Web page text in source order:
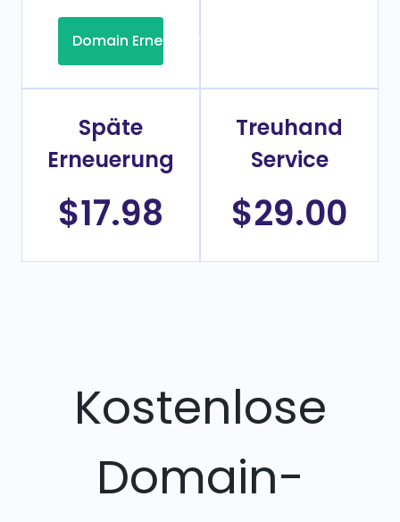
Domain Erneuerung
Späte
Erneuerung
$17.98
Treuhand
Service
$29.00
Kostenlose
Domain-